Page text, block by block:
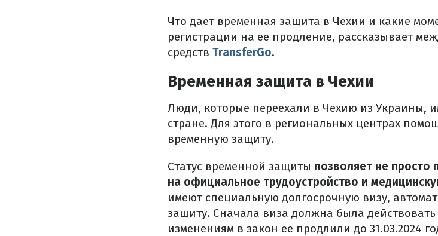
Что дает временная защита в Чехии и какие
регистрации на ее продление, рассказывает
средств TransferGo.
Временная защита в Чехии
Люди, которые переехали в Чехию из Украины,
стране. Для этого в региональных центрах
временную защиту.
Статус временной защиты позволяет не просто
на официальное трудоустройство и
имеют специальную долгосрочную визу,
защиту. Сначала виза должна была действовать
изменениям в закон ее продлили до 31.03.2024